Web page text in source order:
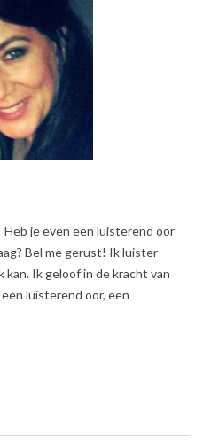
je even een luisterend oor
Bel me gerust! Ik luister
kan. Ik geloof in de kracht van
luisterend oor, een